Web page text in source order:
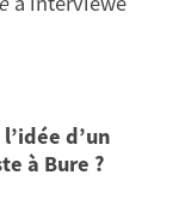
d’un
à Bure ?